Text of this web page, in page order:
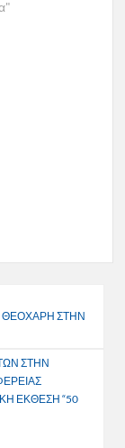
ΘΕΟΧΑΡΗ ΣΤΗΝ
ΣΤΗΝ
ΕΚΘΕΣΗ “50